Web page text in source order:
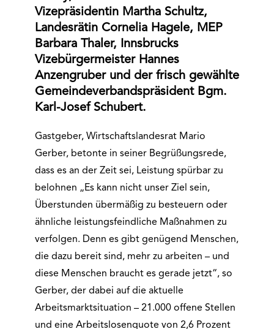
Vizepräsidentin Martha Schultz,
Landesrätin Cornelia Hagele, MEP
Barbara Thaler, Innsbrucks
Vizebürgermeister Hannes
Anzengruber und der frisch gewählte
Gemeindeverbandspräsident Bgm.
Karl-Josef Schubert.
Gastgeber, Wirtschaftslandesrat Mario
Gerber, betonte in seiner Begrüßungsrede,
dass es an der Zeit sei, Leistung spürbar zu
belohnen „Es kann nicht unser Ziel sein,
Überstunden übermäßig zu besteuern oder
ähnliche leistungsfeindliche Maßnahmen zu
verfolgen. Denn es gibt genügend Menschen,
die dazu bereit sind, mehr zu arbeiten – und
diese Menschen braucht es gerade jetzt“, so
Gerber, der dabei auf die aktuelle
Arbeitsmarktsituation – 21.000 offene Stellen
und eine Arbeitslosenquote von 2,6 Prozent